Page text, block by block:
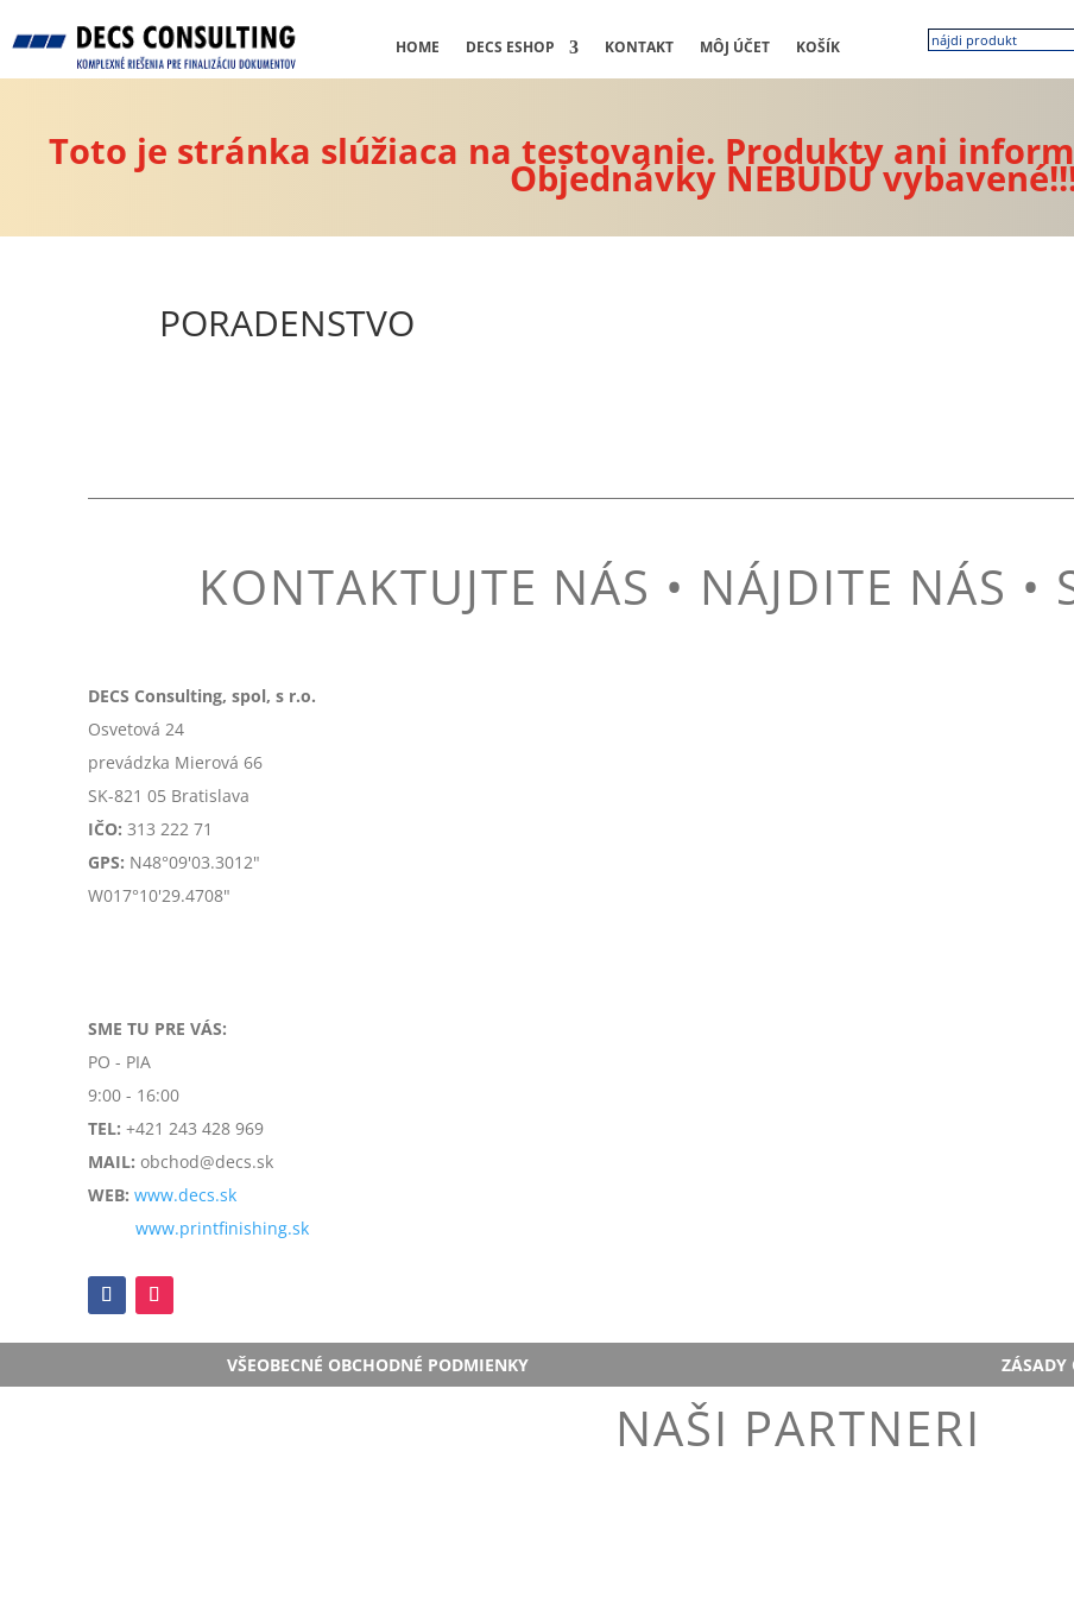
HOME DECS ESHOP KONTAKT MÔJ ÚČET KOŠÍK
Toto je stránka slúžiaca na testovanie. Produkty ani
Objednávky NEBUDÚ
PORADENSTVO
KONTAKTUJTE NÁS • NÁJDITE NÁS •
DECS Consulting, spol, s r.o.
Osvetová 24
prevádzka Mierová 66
SK-821 05 Bratislava
IČO: 313 222 71
GPS: N48°09'03.3012"
W017°10'29.4708"
SME TU PRE VÁS:
PO - PIA
9:00 - 16:00
TEL: +421 243 428 969
MAIL: obchod@decs.sk
WEB: www.decs.sk
www.printfinishing.sk
VŠEOBECNÉ OBCHODNÉ PODMIENKY ZÁSADY
NAŠI PARTNERI